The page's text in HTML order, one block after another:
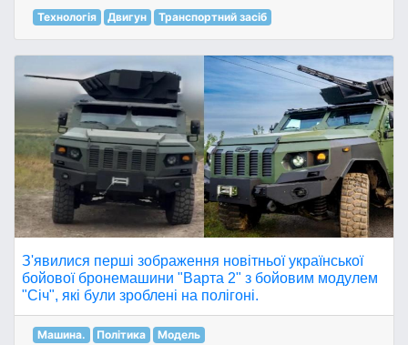
Технологія Двигун Транспортний засіб
З'явилися перші зображення новітньої української
бойової бронемашини "Варта 2" з бойовим модулем
"Січ", які були зроблені на полігоні.
Машина. Політика Модель